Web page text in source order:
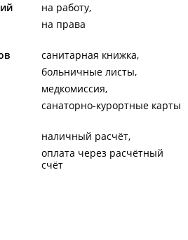
на работу
на права
санитарная книжка
больничные листы
медкомиссия
санаторно-курортные карты
наличный расчёт
оплата через расчётный
счёт